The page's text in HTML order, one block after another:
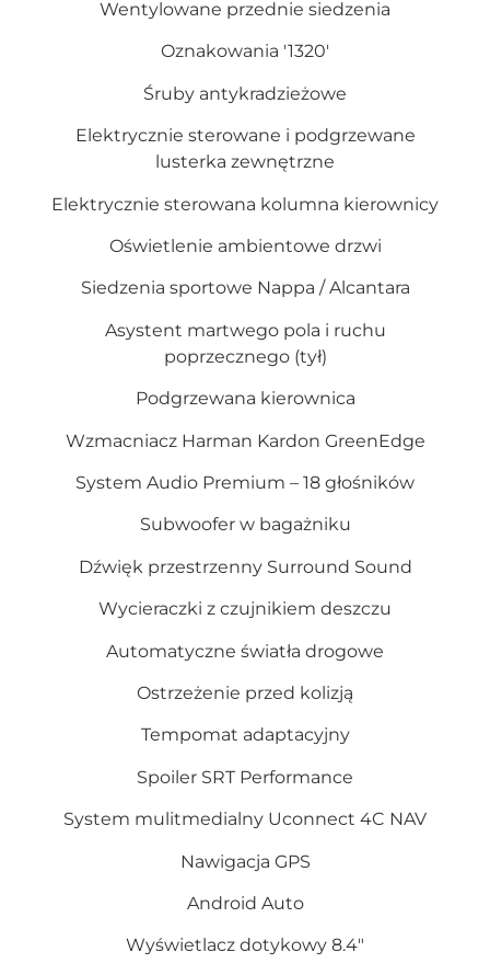
Wentylowane przednie siedzenia
Oznakowania '1320′
Śruby antykradzieżowe
Elektrycznie sterowane i podgrzewane
lusterka zewnętrzne
Elektrycznie sterowana kolumna kierownicy
Oświetlenie ambientowe drzwi
Siedzenia sportowe Nappa / Alcantara
Asystent martwego pola i ruchu
poprzecznego (tył)
Podgrzewana kierownica
Wzmacniacz Harman Kardon GreenEdge
System Audio Premium – 18 głośników
Subwoofer w bagażniku
Dźwięk przestrzenny Surround Sound
Wycieraczki z czujnikiem deszczu
Automatyczne światła drogowe
Ostrzeżenie przed kolizją
Tempomat adaptacyjny
Spoiler SRT Performance
System mulitmedialny Uconnect 4C NAV
Nawigacja GPS
Android Auto
Wyświetlacz dotykowy 8.4″